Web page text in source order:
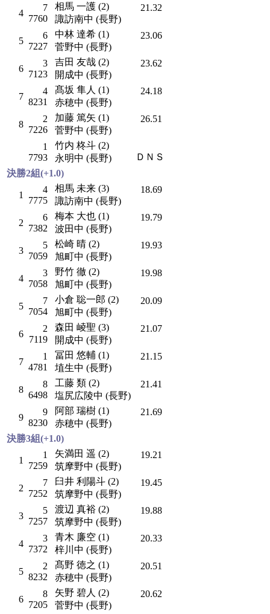
4
7
7760
相馬 一護 (2)
諏訪南中 (長野)
21.32
5
6
7227
中林 達希 (1)
菅野中 (長野)
23.06
6
3
7123
吉田 友哉 (2)
開成中 (長野)
23.62
7
4
8231
髙坂 隼人 (1)
赤穂中 (長野)
24.18
8
2
7226
加藤 篤矢 (1)
菅野中 (長野)
26.51
1
7793
竹内 柊斗 (2)
永明中 (長野)
ＤＮＳ
決勝2組(+1.0)
1
4
7775
相馬 未来 (3)
諏訪南中 (長野)
18.69
2
6
7382
梅本 大也 (1)
波田中 (長野)
19.79
3
5
7059
松崎 晴 (2)
旭町中 (長野)
19.93
4
3
7058
野竹 徹 (2)
旭町中 (長野)
19.98
5
7
7054
小倉 聡一郎 (2)
旭町中 (長野)
20.09
6
2
7119
森田 崚聖 (3)
開成中 (長野)
21.07
7
1
4781
冨田 悠輔 (1)
埴生中 (長野)
21.15
8
8
6498
工藤 類 (2)
塩尻広陵中 (長野)
21.41
9
9
8230
阿部 瑞樹 (1)
赤穂中 (長野)
21.69
決勝3組(+1.0)
1
1
7259
矢満田 遥 (2)
筑摩野中 (長野)
19.21
2
7
7252
臼井 利陽斗 (2)
筑摩野中 (長野)
19.45
3
5
7257
渡辺 真裕 (2)
筑摩野中 (長野)
19.88
4
3
7372
青木 廉空 (1)
梓川中 (長野)
20.33
5
2
8232
髙野 徳之 (1)
赤穂中 (長野)
20.51
6
8
7205
矢野 碧人 (2)
菅野中 (長野)
20.62